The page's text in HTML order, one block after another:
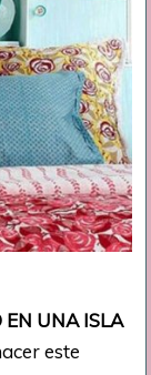
EN UNA ISLA
este